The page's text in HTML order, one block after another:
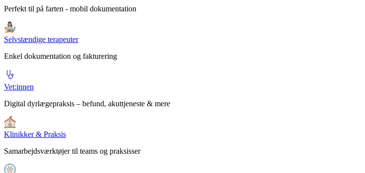
Perfekt til på farten - mobil dokumentation
Selvstændige terapeuter
Enkel dokumentation og fakturering
Vet:innen
Digital dyrlægepraksis – befund, akuttjeneste & mere
Klinikker & Praksis
Samarbejdsværktøjer til teams og praksisser